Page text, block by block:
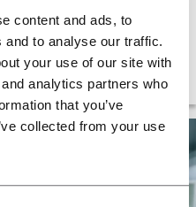
content and ads, to
to analyse our traffic.
your use of our site with
analytics partners who
that you’ve
collected from your use
in der
wirksames